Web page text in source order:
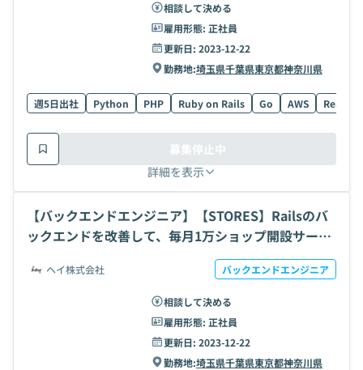
相談して決める
雇用形態: 正社員
更新日: 2023-12-22
勤務地:埼玉県千葉県東京都神奈川県
週5日出社 Python PHP Ruby on Rails Go AWS React
詳細を表示
募集停止中
【バックエンドエンジニア】【STORES】Railsのバ
ックエンドを改善して、毎月1万ショップ開設サービ
スのお商売のデジタル化を支える開発の求人・案件
ヘイ株式会社 バックエンドエンジニア
相談して決める
雇用形態: 正社員
更新日: 2023-12-22
勤務地:埼玉県千葉県東京都神奈川県